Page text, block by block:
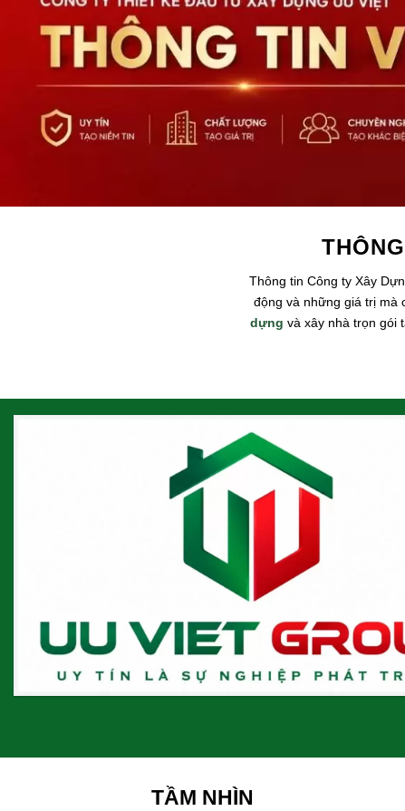
Thông tin Công ty Xây
động và những giá trị mà
dựng và xây nhà trọn gói
TẦM NHÌN